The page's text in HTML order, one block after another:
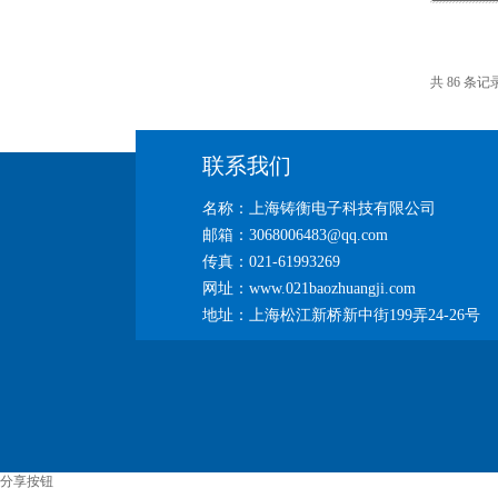
共 86 条记
联系我们
名称：上海铸衡电子科技有限公司
邮箱：3068006483@qq.com
传真：021-61993269
网址：www.021baozhuangji.com
地址：上海松江新桥新中街199弄24-26号
分享按钮